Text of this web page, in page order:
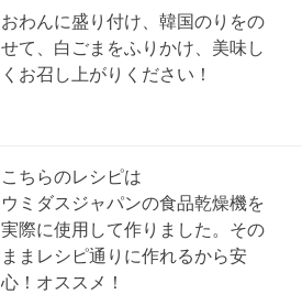
おわんに盛り付け、韓国のりをの
せて、白ごまをふりかけ、美味し
くお召し上がりください！
こちらのレシピは
ウミダスジャパンの食品乾燥機を
実際に使用して作りました。その
ままレシピ通りに作れるから安
心！オススメ！